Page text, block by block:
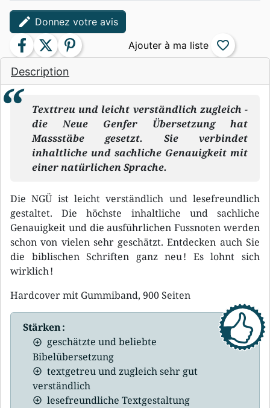
Description
Texttreu und leicht verständlich zugleich -
die Neue Genfer Übersetzung hat
Massstäbe gesetzt. Sie verbindet
inhaltliche und sachliche Genauigkeit mit
einer natürlichen Sprache.
Die NGÜ ist leicht verständlich und lesefreundlich
gestaltet. Die höchste inhaltliche und sachliche
Genauigkeit und die ausführlichen Fussnoten werden
schon von vielen sehr geschätzt. Entdecken auch Sie
die biblischen Schriften ganz neu ! Es lohnt sich
wirklich !
Hardcover mit Gummiband, 900 Seiten
Stärken :
geschätzte und beliebte
Bibelübersetzung
textgetreu und zugleich sehr gut
verständlich
lesefreundliche Textgestaltung
edit Donnez votre avis
facebook twitter pinterest favorite_border